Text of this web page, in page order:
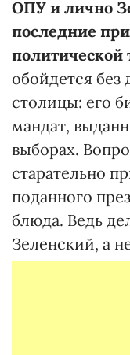
ОПУ и лично
последние
политической
обойдется
столицы: его
мандат,
выборах.
старательно
поданного
блюда. Ведь
Зеленский, а